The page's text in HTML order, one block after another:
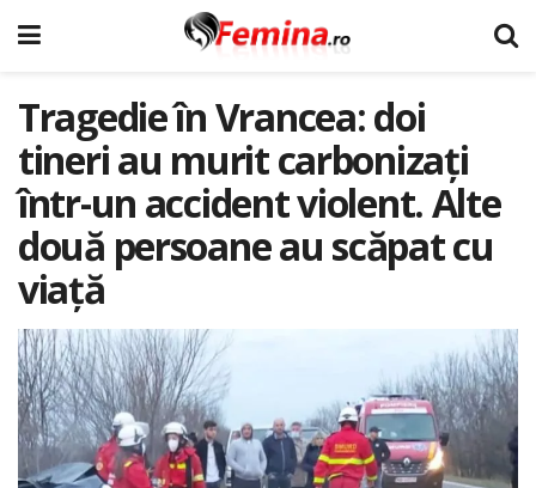
Tragedie în Vrancea: doi
tineri au murit carbonizați
într-un accident violent. Alte
două persoane au scăpat cu
viață